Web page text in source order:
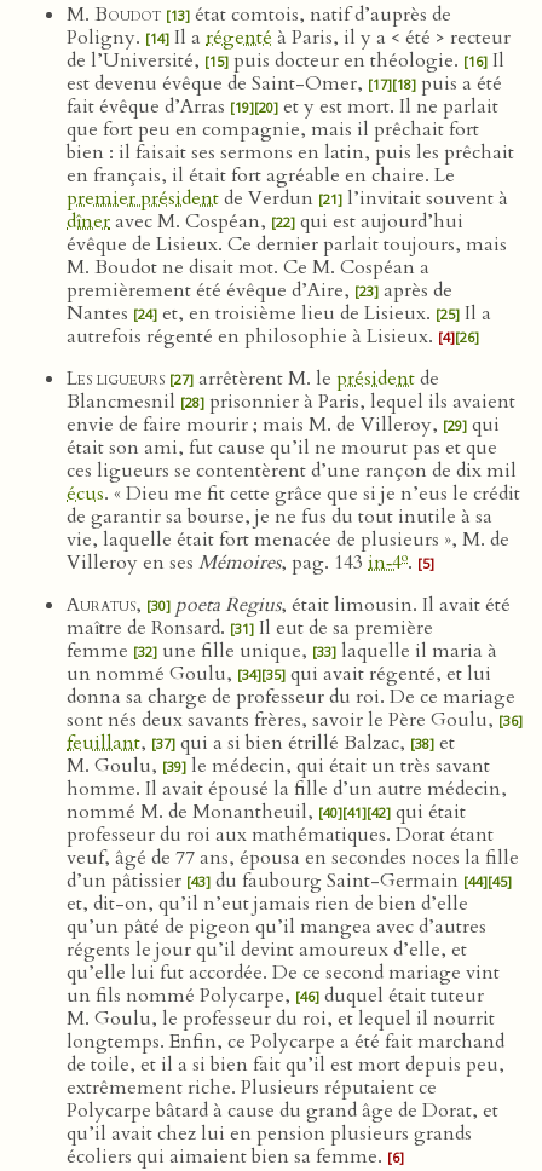
M. Boudot [13] état comtois, natif d’auprès de
Poligny. [14] Il a régenté à Paris, il y a < été > recteur
de l’Université, [15] puis docteur en théologie. [16] Il
est devenu évêque de Saint-Omer, [17][18] puis a été
fait évêque d’Arras [19][20] et y est mort. Il ne parlait
que fort peu en compagnie, mais il prêchait fort
bien : il faisait ses sermons en latin, puis les prêchait
en français, il était fort agréable en chaire. Le
premier présidentde Verdun [21] l’invitait souvent à
dîneravec M. Cospéan, [22] qui est aujourd’hui
évêque de Lisieux. Ce dernier parlait toujours, mais
M. Boudot ne disait mot. Ce M. Cospéan a
premièrement été évêque d’Aire, [23] après de
Nantes [24] et, en troisième lieu de Lisieux. [25] Il a
autrefois régenté en philosophie à Lisieux. [4][26]
Les ligueurs [27] arrêtèrent M. le présidentde
Blancmesnil [28] prisonnier à Paris, lequel ils avaient
envie de faire mourir ; mais M. de Villeroy, [29] qui
était son ami, fut cause qu’il ne mourut pas et que
ces ligueurs se contentèrent d’une rançon de dix mil
écus. « Dieu me fit cette grâce que si je n’eus le crédit
de garantir sa bourse, je ne fus du tout inutile à sa
vie, laquelle était fort menacée de plusieurs », M. de
Villeroy en ses Mémoires, pag. 143 in‑4o. [5]
Auratus, [30] poeta Regius, était limousin. Il avait été
maître de Ronsard. [31] Il eut de sa première
femme [32] une fille unique, [33] laquelle il maria à
un nommé Goulu, [34][35] qui avait régenté, et lui
donna sa charge de professeur du roi. De ce mariage
sont nés deux savants frères, savoir le Père Goulu, [36]
feuillant, [37] qui a si bien étrillé Balzac, [38] et
M. Goulu, [39] le médecin, qui était un très savant
homme. Il avait épousé la fille d’un autre médecin,
nommé M. de Monantheuil, [40][41][42] qui était
professeur du roi aux mathématiques. Dorat étant
veuf, âgé de 77 ans, épousa en secondes noces la fille
d’un pâtissier [43] du faubourg Saint-Germain [44][45]
et, dit-on, qu’il n’eut jamais rien de bien d’elle
qu’un pâté de pigeon qu’il mangea avec d’autres
régents le jour qu’il devint amoureux d’elle, et
qu’elle lui fut accordée. De ce second mariage vint
un fils nommé Polycarpe, [46] duquel était tuteur
M. Goulu, le professeur du roi, et lequel il nourrit
longtemps. Enfin, ce Polycarpe a été fait marchand
de toile, et il a si bien fait qu’il est mort depuis peu,
extrêmement riche. Plusieurs réputaient ce
Polycarpe bâtard à cause du grand âge de Dorat, et
qu’il avait chez lui en pension plusieurs grands
écoliers qui aimaient bien sa femme. [6]